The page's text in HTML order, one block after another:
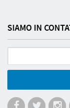
SIAMO IN